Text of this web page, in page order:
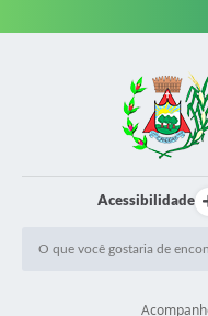
Acessibilidade